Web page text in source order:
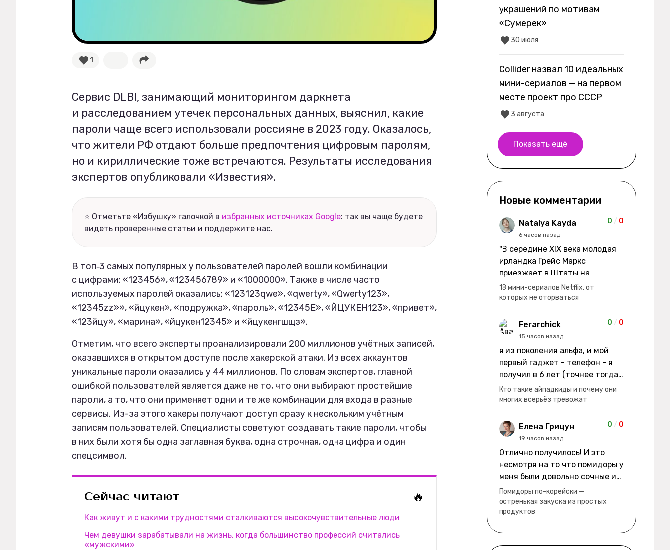
Ваши истории
1
Сервис DLBI, занимающий мониторингом даркнета
и расследованием утечек персональных данных, выяснил, какие
пароли чаще всего использовали россияне в 2023 году. Оказалось,
что жители РФ отдают больше предпочтения цифровым паролям,
но и кириллические тоже встречаются. Результаты исследования
экспертов опубликовали «Известия».
⭐ Отметьте «Избушку» галочкой в избранных источниках Google: так вы чаще будете
видеть проверенные статьи и поддержите нас.
В топ‑3 самых популярных у пользователей паролей вошли комбинации
с цифрами: «123456», «123456789» и «1000000». Также в числе часто
используемых паролей оказались: «123123qwe», «qwerty», «Qwerty123»,
«12345zz»», «йцукен», «подружка», «пароль», «12345Е», «ЙЦУКЕН123», «привет»,
«123йцу», «марина», «йцукен12345» и «йцукенгшщз».
Отметим, что всего эксперты проанализировали 200 миллионов учётных записей,
оказавшихся в открытом доступе после хакерской атаки. Из всех аккаунтов
уникальные пароли оказались у 44 миллионов. По словам экспертов, главной
ошибкой пользователей является даже не то, что они выбирают простейшие
пароли, а то, что они применяет одни и те же комбинации для входа в разные
сервисы. Из-за этого хакеры получают доступ сразу к нескольким учётным
записям пользователей. Специалисты советуют создавать такие пароли, чтобы
в них были хотя бы одна заглавная буква, одна строчная, одна цифра и один
спецсимвол.
Сейчас читают 🔥
Как живут и с какими трудностями сталкиваются высокочувствительные люди
Чем девушки зарабатывали на жизнь, когда большинство профессий считались
«мужскими»
украшений по мотивам
«Сумерек»
30 июля
Collider назвал 10 идеальных
мини-сериалов — на первом
месте проект про СССР
3 августа
Показать ещё
Новые комментарии
Natalya Kayda
6 часов назад
0 / 0
"В середине XIX века молодая
ирландка Грейс Маркс
приезжает в Штаты на
заработки" не на заработки -
она иммигрирует с семьей и не
в США, а в Канаду "заниматься
сексом ради удовольствия, а
не для зачатия" - героиня уже
ее побега из общины. не в
первый раз замечаю такие
косяки. с ИИ пишете? :)
18 мини-сериалов Netflix, от
которых не оторваться
Ferarchick
15 часов назад
0 / 0
я из поколения альфа, и мой
первый гаджет - телефон - я
получил в 6 лет (точнее тогда
мне уже было почти 7), потом
его отобрали и я просто
смотрел телик, потом мне
подарили ноутбук, который у
меня до сих пор. ну а в этом
уже другую модель т.к та была
старая и пароль я от него
забыл
Кто такие айпадкиды и почему они
многих всерьёз тревожат
Елена Грицун
19 часов назад
0 / 0
Отлично получилось! И это
несмотря на то что помидоры у
меня были довольно сочные и
водянистые. Ну, зато теперь
полно острой салатной жижи ))
Помидоры по-корейски —
остренькая закуска из простых
продуктов